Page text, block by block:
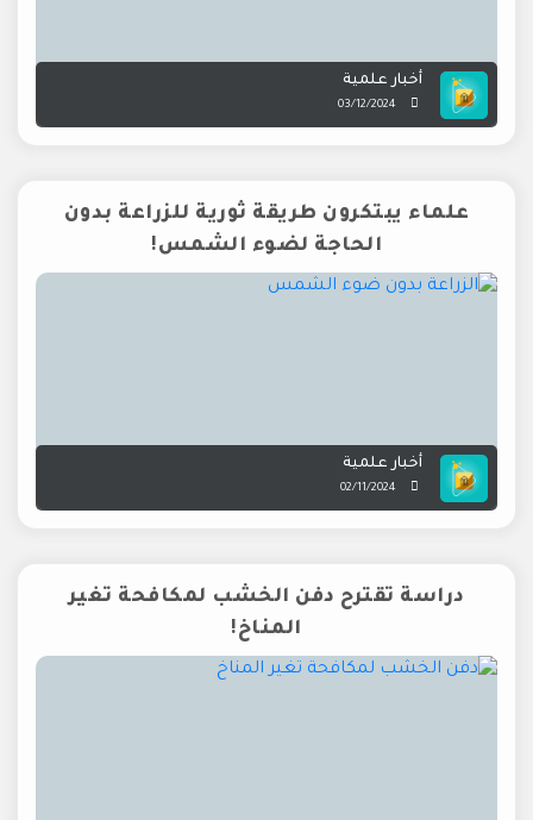
أخبار علمية
03/12/2024
علماء يبتكرون طريقة ثورية للزراعة بدون
الحاجة لضوء الشمس!
أخبار علمية
02/11/2024
دراسة تقترح دفن الخشب لمكافحة تغير
المناخ!